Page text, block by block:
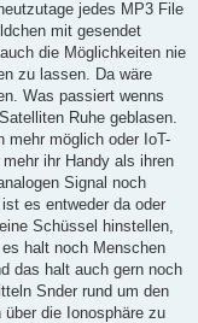
jedes MP3 File
mit gesendet
die Möglichkeiten nie
zu lassen. Da wäre
Was passiert wenns
Ruhe geblasen.
mehr möglich oder IoT-
ihr Handy als ihren
Signal noch
es entweder da oder
Schüssel hinstellen,
halt noch Menschen
das halt auch gern noch
Snder rund um den
über die Ionosphäre zu